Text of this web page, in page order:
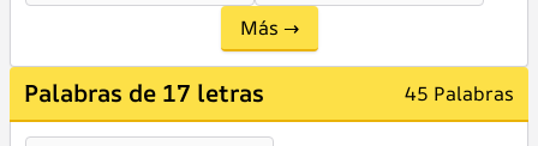
Más →
Palabras de 17 letras 45 Palabras